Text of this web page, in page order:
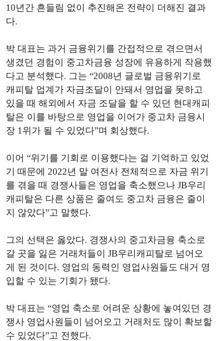
10년간 흔들림 없이 추진해온 전략이 더해진 결과
다.
박 대표는 과거 금융위기를 간접적으로 겪으면서
생겼던 경험이 중고차금융 성장에 유용하게 작용했
다고 분석했다. 그는 “2008년 글로벌 금융위기로
캐피탈 업계가 자금조달이 안돼서 영업을 못하고
있을 때 해외에서 자금 조달을 할 수 있던 현대캐피
탈은 이를 바탕으로 영업을 이어가 중고차 금융시
장 1위가 될 수 있었다”며 회상했다.
이어 “위기를 기회로 이용했다는 걸 기억하고 있었
기 때문에 2022년 말 여전사 전체적으로 자금 위기
를 겪을 때 경쟁사들은 영업을 축소했으나 JB우리
캐피탈은 다른 상품은 줄여도 중고차 금융은 줄이
지 않았다”고 말했다.
그의 선택은 옳았다. 경쟁사의 중고차금융 축소로
갈 곳을 잃은 거래처들이 JB우리캐피탈로 넘어오
게 된 것이다. 영업의 동력인 영업사원들도 대거 영
입할 수 있는 기회가 됐다.
박 대표는 “영업 축소로 어려운 상황에 놓여있던 경
쟁사 영업사원들이 넘어오고 거래처도 많이 확보할
수 있었다”고 전했다.